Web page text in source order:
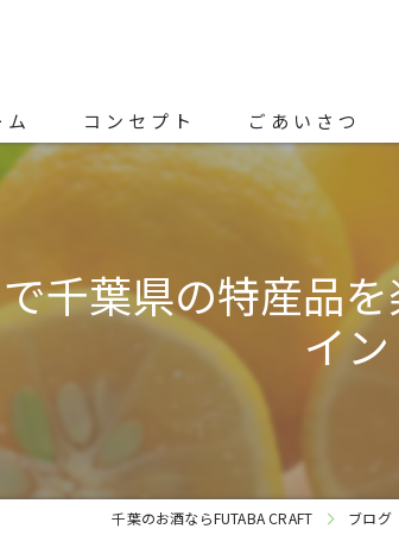
ム コンセプト ごあいさつ
千葉県の特産品
イン
千葉のお酒ならFUTABA CRAFT ブログ